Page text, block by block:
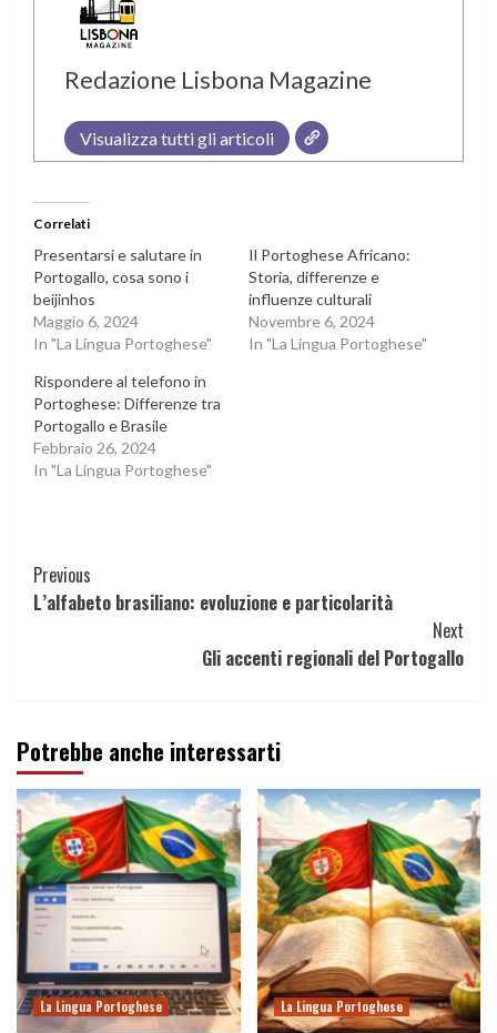
Redazione Lisbona Magazine
Visualizza tutti gli articoli
Correlati
Presentarsi e salutare in
Portogallo, cosa sono i
beijinhos
Maggio 6, 2024
In "La Lingua Portoghese"
Il Portoghese Africano:
Storia, differenze e
influenze culturali
Novembre 6, 2024
In "La Lingua Portoghese"
Rispondere al telefono in
Portoghese: Differenze tra
Portogallo e Brasile
Febbraio 26, 2024
In "La Lingua Portoghese"
Continue
Reading
Previous
L’alfabeto brasiliano: evoluzione e particolarità
Next
Gli accenti regionali del Portogallo
Potrebbe anche interessarti
La Lingua Portoghese La Lingua Portoghese